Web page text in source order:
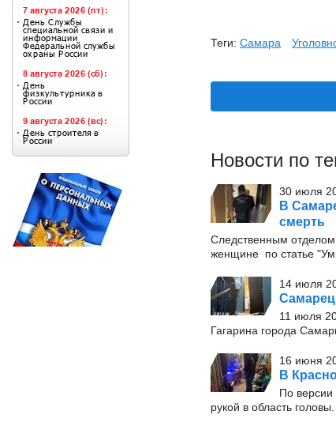
Теги: Самара
Новости по
30 июля
В
смерть
Следственным
женщине по статье
14 июля
Самарец
11 июля
Гагарина города
16 июня
В
По версии
рукой в область головы.